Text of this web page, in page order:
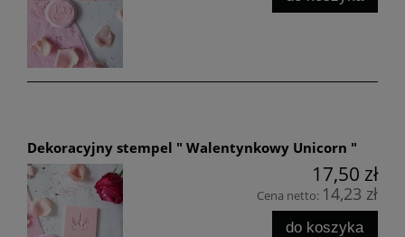
Dekoracyjny stempel " Walentynkowy Unicorn "
17,50 zł
Cena netto: 14,23 zł
do koszyka